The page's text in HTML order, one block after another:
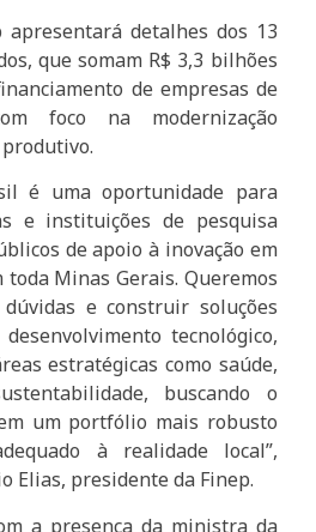
apresentará detalhes dos 13
que somam R$ 3,3 bilhões
de empresas de
foco na modernização
é uma oportunidade para
e instituições de pesquisa
de apoio à inovação em
Minas Gerais. Queremos
dúvidas e construir soluções
tecnológico,
estratégicas como saúde,
buscando o
um portfólio mais robusto
à realidade local”,
Elias, presidente da Finep.
a presença da ministra da